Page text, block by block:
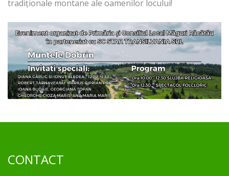
tradiționale montane ale oamenilor locului!
CONTACT